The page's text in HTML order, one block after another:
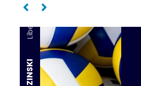
Líbero